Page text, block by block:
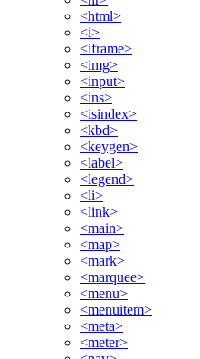
<html>
<i>
<iframe>
<img>
<input>
<ins>
<isindex>
<kbd>
<keygen>
<label>
<legend>
<li>
<link>
<main>
<map>
<mark>
<marquee>
<menu>
<menuitem>
<meta>
<meter>